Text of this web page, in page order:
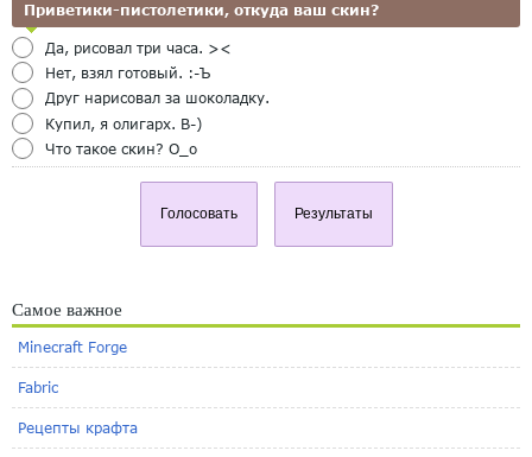
Приветики-пистолетики, откуда ваш скин?
Да, рисовал три часа. ><
Нет, взял готовый. :-Ъ
Друг нарисовал за шоколадку.
Купил, я олигарх. B-)
Что такое скин? O_o
Голосовать Результаты
Самое важное
Minecraft Forge
Fabric
Рецепты крафта